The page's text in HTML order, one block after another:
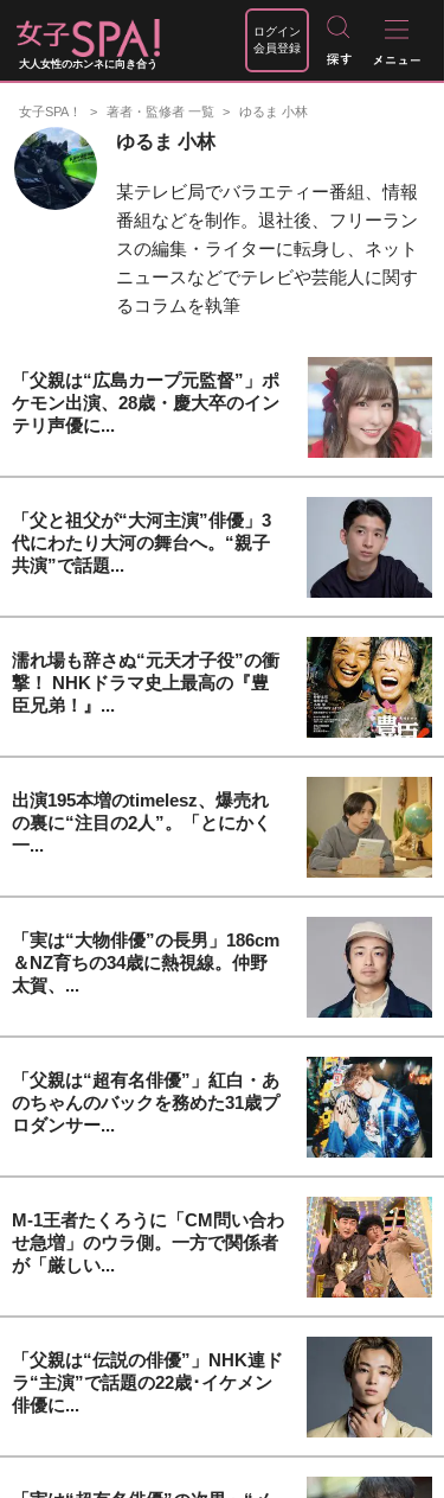
大人女性のホンネに向き合う
ログイン
会員登録
女子SPA！ 著者・監修者 一覧 ゆるま 小林
ゆるま 小林
某テレビ局でバラエティー番組、情報
番組などを制作。退社後、フリーラン
スの編集・ライターに転身し、ネット
ニュースなどでテレビや芸能人に関す
るコラムを執筆
「父親は“広島カープ元監督”」ポ
ケモン出演、28歳・慶大卒のイン
テリ声優に...
「父と祖父が“大河主演”俳優」3
代にわたり大河の舞台へ。“親子
共演”で話題...
濡れ場も辞さぬ“元天才子役”の衝
撃！ NHKドラマ史上最高の『豊
臣兄弟！』...
出演195本増のtimelesz、爆売れ
の裏に“注目の2人”。「とにかく
一...
「実は“大物俳優”の長男」186cm
＆NZ育ちの34歳に熱視線。仲野
太賀、...
「父親は“超有名俳優”」紅白・あ
のちゃんのバックを務めた31歳プ
ロダンサー...
M-1王者たくろうに「CM問い合わ
せ急増」のウラ側。一方で関係者
が「厳しい...
「父親は“伝説の俳優”」NHK連ド
ラ“主演”で話題の22歳･イケメン
俳優に...